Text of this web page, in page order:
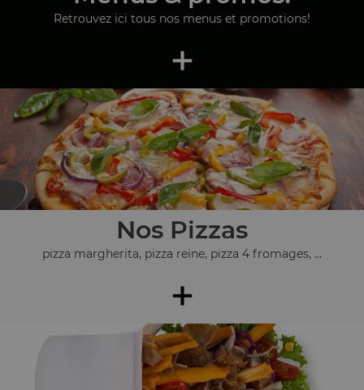
Retrouvez ici tous nos menus et promotions!
+
Nos Pizzas
pizza margherita, pizza reine, pizza 4 fromages, ...
+